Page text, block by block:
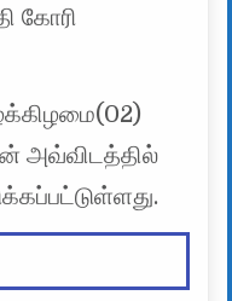
கோரி
அவ்விடத்தில்